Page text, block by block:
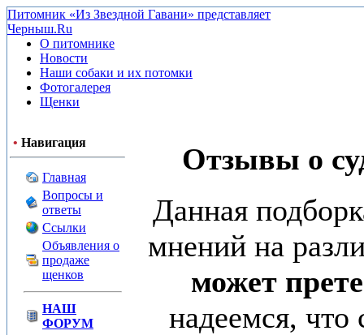
Питомник «Из Звездной Гавани» представляет
Черныш.Ru
О питомнике
Новости
Наши собаки и их потомки
Фотогалерея
Щенки
• Навигация
Главная
Вопросы и
ответы
Ссылки
Объявления о
продаже
щенков
НАШ
ФОРУМ
Отзывы о
Данная
мнений на
может
надеемся, что